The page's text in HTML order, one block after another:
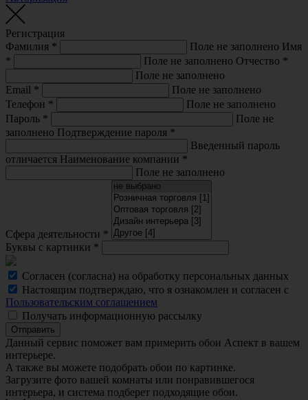
Регистрация
Фамилия * Поле не заполнено Имя
*
Поле не заполнено Отчество *
Поле не заполнено
Email *
Поле не заполнено
Телефон *
Поле не заполнено
Пароль *
Поле не
заполнено Подтверждение пароля *
Введенный пароль
отличается Наименование компании *
Поле не заполнено
Сфера деятельности *
Буквы с картинки *
Согласен (согласна) на обработку персональных данных
Настоящим подтверждаю, что я ознакомлен и согласен с
Пользовательским соглашением
Получать информационную рассылку
Отправить
Данный сервис поможет вам примерить обои Аспект в вашем
интерьере.
A также вы можете подобрать обои по картинке.
Загрузите фото вашей комнаты или понравившегося
интерьера, и система подберет подходящие обои.